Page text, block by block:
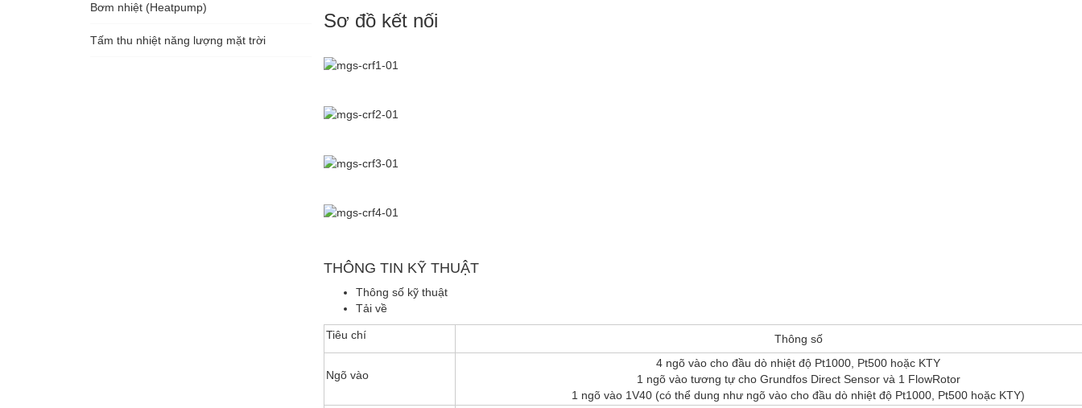
Bơm nhiệt (Heatpump)
Tấm thu nhiệt năng lượng mặt trời
Sơ đồ kết nối
THÔNG TIN KỸ THUẬT
Thông số kỹ thuật
Tải về
Tiêu chí Thông số
Ngõ vào
4 ngõ vào cho đầu dò nhiệt độ Pt1000, Pt500 hoặc KTY
1 ngõ vào tương tự cho Grundfos Direct Sensor và 1 FlowRotor
1 ngõ vào 1V40 (có thể dung như ngõ vào cho đầu dò nhiệt độ Pt1000, Pt500 hoặc KTY)